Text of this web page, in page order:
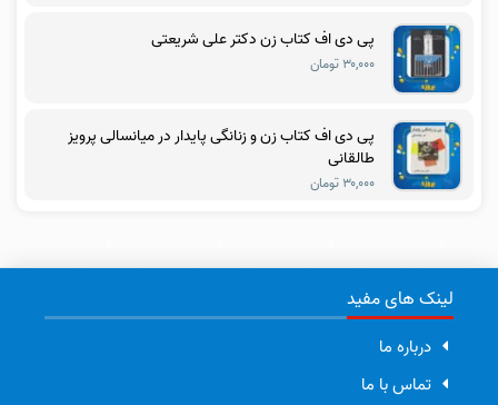
پی دی اف کتاب زن دکتر علی شریعتی
۳۰,۰۰۰ تومان
پی دی اف کتاب زن و زنانگی پایدار در میانسالی پرویز
طالقانی
۳۰,۰۰۰ تومان
لینک های مفید
درباره ما
تماس با ما